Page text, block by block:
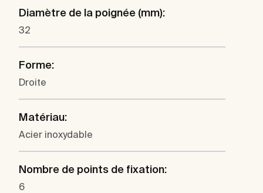
Diamètre de la poignée (mm):
32
Forme:
Droite
Matériau:
Acier inoxydable
Nombre de points de fixation:
6